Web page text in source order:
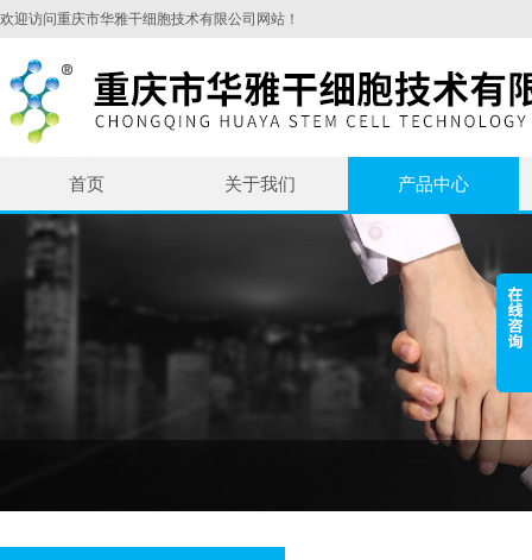
欢迎访问重庆市华雅干细胞技术有限公司网站！
首页 关于我们 产品中心